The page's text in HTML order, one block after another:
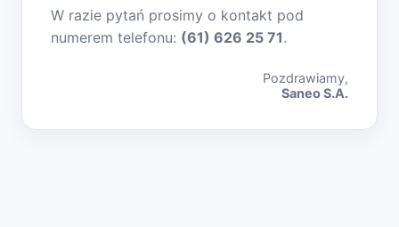
W razie pytań prosimy o kontakt pod
numerem telefonu: (61) 626 25 71.
Pozdrawiamy,
Saneo S.A.